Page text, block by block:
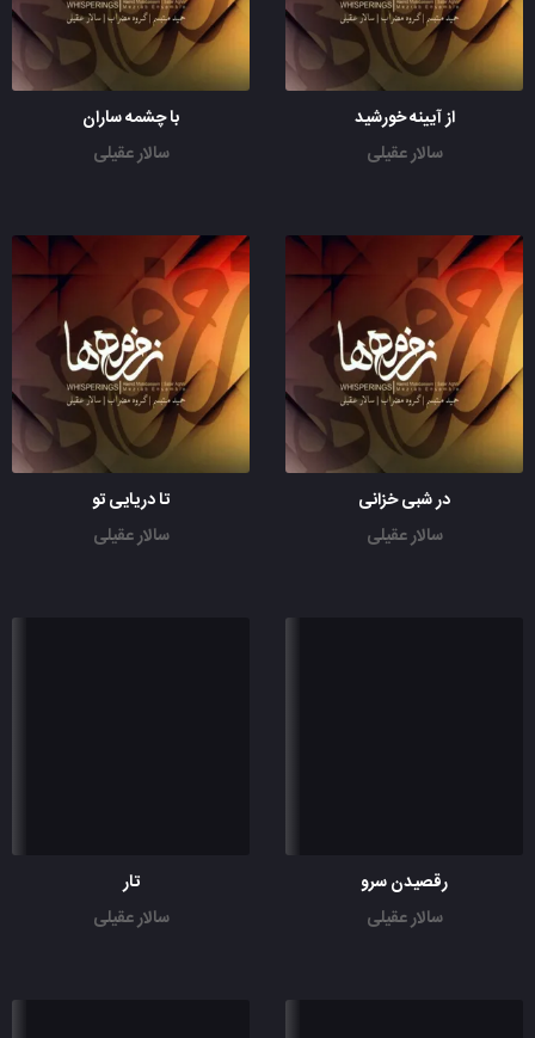
از آیینه خورشید
سالار عقیلی
با چشمه ساران
سالار عقیلی
در شبی خزانی
سالار عقیلی
تا دریایی تو
سالار عقیلی
رقصیدن سرو
سالار عقیلی
تار
سالار عقیلی